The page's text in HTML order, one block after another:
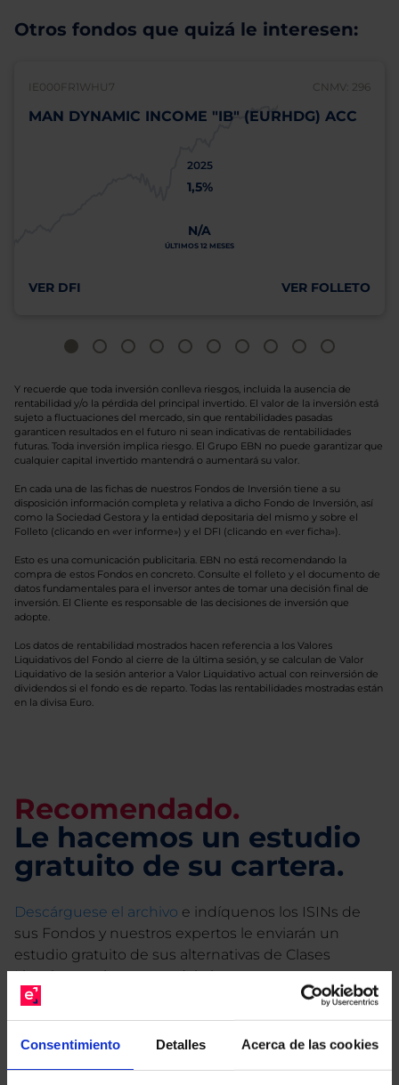
Consentimiento Detalles Acerca de las cookies
Otros fondos que quizá le interesen:
IE000FR1WHU7 CNMV: 296
MAN DYNAMIC INCOME "IB" (EURHDG) ACC
2025
1,5%
N/A
ÚLTIMOS 12 MESES
VER DFI VER FOLLETO
Y recuerde que toda inversión conlleva riesgos, incluida la ausencia de
rentabilidad y/o la pérdida del principal invertido. El valor de la inversión está
sujeto a fluctuaciones del mercado, sin que rentabilidades pasadas
garanticen resultados en el futuro ni sean indicativas de rentabilidades
futuras. Toda inversión implica riesgo. El Grupo EBN no puede garantizar que
cualquier capital invertido mantendrá o aumentará su valor.
En cada una de las fichas de nuestros Fondos de Inversión tiene a su
disposición información completa y relativa a dicho Fondo de Inversión, así
como la Sociedad Gestora y la entidad depositaria del mismo y sobre el
Folleto (clicando en «ver informe») y el DFI (clicando en «ver ficha»).
Esto es una comunicación publicitaria. EBN no está recomendando la
compra de estos Fondos en concreto. Consulte el folleto y el documento de
datos fundamentales para el inversor antes de tomar una decisión final de
inversión. El Cliente es responsable de las decisiones de inversión que
adopte.
Los datos de rentabilidad mostrados hacen referencia a los Valores
Liquidativos del Fondo al cierre de la última sesión, y se calculan de Valor
Liquidativo de la sesión anterior a Valor Liquidativo actual con reinversión de
dividendos si el fondo es de reparto. Todas las rentabilidades mostradas están
en la divisa Euro.
Recomendado.
Le hacemos un estudio
gratuito de su cartera.
Descárguese el archivo e indíquenos los ISINs de
sus Fondos y nuestros expertos le enviarán un
estudio gratuito de sus alternativas de Clases
Limpias con las que podrá ahorrar en sus costes.